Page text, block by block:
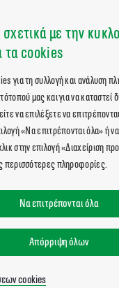
με την
τα cookies
για τη συλλογή και ανάλυση
μας και για να καταστεί
να επιλέξετε να
«Να επιτρέπονται όλα» ή
στην επιλογή «Διαχείριση
περισσότερες πληροφορίες.
Να επιτρέπονται όλα
Απόρριψη όλων
cookies